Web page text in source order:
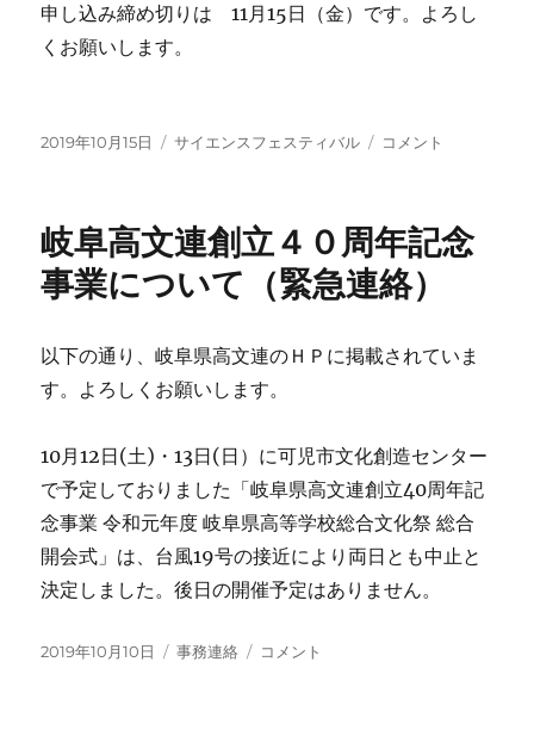
申し込み締め切りは 11月15日（金）です。よろし
くお願いします。
投
2019年10月15日
カ
ー
サイエンスフェスティバル
岐
校
生
サ
ン
ス
テ
ィ
ル
に
コメント
岐阜高文連創立４０周年記念
事業について（緊急連絡）
以下の通り、岐阜県高文連のＨＰに掲載されていま
す。よろしくお願いします。
10月12日(土)・13日(日）に可児市文化創造センター
で予定しておりました「岐阜県高文連創立40周年記
念事業 令和元年度 岐阜県高等学校総合文化祭 総合
開会式」は、台風19号の接近により両日とも中止と
決定しました。後日の開催予定はありません。
投
2019年10月10日
カ
事務連絡
岐
コメント